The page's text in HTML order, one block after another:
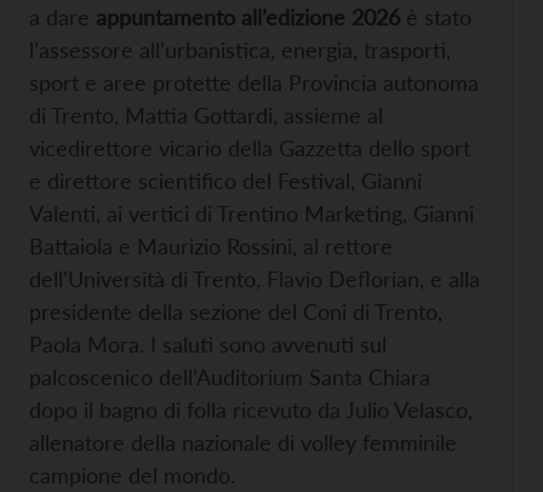
a dare appuntamento all’edizione 2026 è stato
l’assessore all’urbanistica, energia, trasporti,
sport e aree protette della Provincia autonoma
di Trento, Mattia Gottardi, assieme al
vicedirettore vicario della Gazzetta dello sport
e direttore scientifico del Festival, Gianni
Valenti, ai vertici di Trentino Marketing, Gianni
Battaiola e Maurizio Rossini, al rettore
dell’Università di Trento, Flavio Deflorian, e alla
presidente della sezione del Coni di Trento,
Paola Mora. I saluti sono avvenuti sul
palcoscenico dell’Auditorium Santa Chiara
dopo il bagno di folla ricevuto da Julio Velasco,
allenatore della nazionale di volley femminile
campione del mondo.